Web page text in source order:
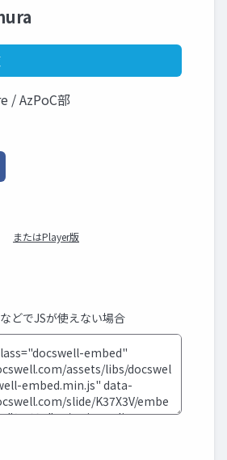
/ AzPoC部
またはPlayer版
どでJSが使えない場合